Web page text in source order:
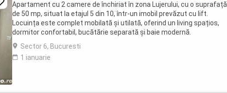
Apartament cu 2 camere de închiriat în zona Lujerului, cu o suprafață
de 50 mp, situat la etajul 5 din 10, într-un imobil prevăzut cu lift.
Locuința este complet mobilată și utilată, oferind un living spațios,
dormitor confortabil, bucătărie separată și baie modernă.
Apartamentul este luminos și bine ...
Sector 6, Bucuresti
1 ianuarie